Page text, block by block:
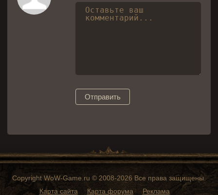
Отправить
Copyright WoW-Game.ru © 2008-2026 Все права защищены.
Карта сайта
Карта форума Реклама